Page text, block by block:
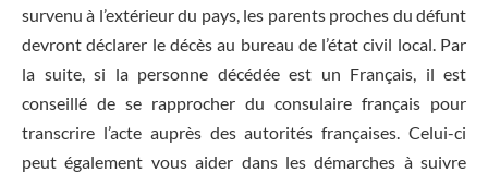
survenu à l’extérieur du pays, les parents proches du défunt
devront déclarer le décès au bureau de l’état civil local. Par
la suite, si la personne décédée est un Français, il est
conseillé de se rapprocher du consulaire français pour
transcrire l’acte auprès des autorités françaises. Celui-ci
peut également vous aider dans les démarches à suivre